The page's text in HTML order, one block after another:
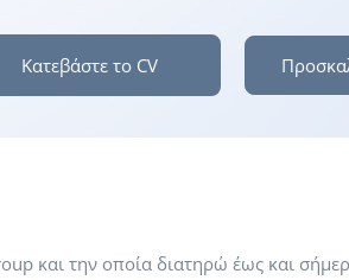
Κατεβάστε το CV
και την οποία διατηρώ έως και